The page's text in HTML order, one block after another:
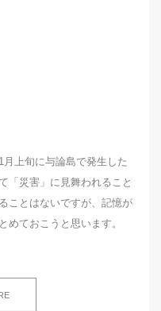
上旬に与論島で発生した
「災害」に見舞われること
ことはないですが、記憶が
めておこうと思います。